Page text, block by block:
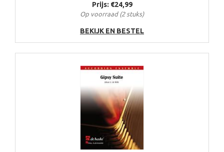
Prijs: €24,99
Op voorraad (2 stuks)
BEKIJK EN BESTEL